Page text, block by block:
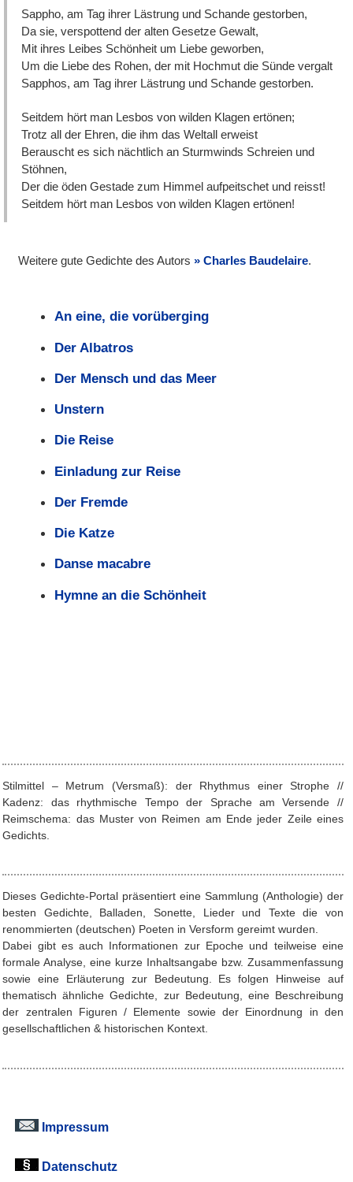
Sappho, am Tag ihrer Lästrung und Schande gestorben,
Da sie, verspottend der alten Gesetze Gewalt,
Mit ihres Leibes Schönheit um Liebe geworben,
Um die Liebe des Rohen, der mit Hochmut die Sünde vergalt
Sapphos, am Tag ihrer Lästrung und Schande gestorben.
Seitdem hört man Lesbos von wilden Klagen ertönen;
Trotz all der Ehren, die ihm das Weltall erweist
Berauscht es sich nächtlich an Sturmwinds Schreien und
Stöhnen,
Der die öden Gestade zum Himmel aufpeitschet und reisst!
Seitdem hört man Lesbos von wilden Klagen ertönen!
Weitere gute Gedichte des Autors Charles Baudelaire.
An eine, die vorüberging
Der Albatros
Der Mensch und das Meer
Unstern
Die Reise
Einladung zur Reise
Der Fremde
Die Katze
Danse macabre
Hymne an die Schönheit
Stilmittel – Metrum (Versmaß): der Rhythmus einer Strophe //
Kadenz: das rhythmische Tempo der Sprache am Versende //
Reimschema: das Muster von Reimen am Ende jeder Zeile eines
Gedichts.
Dieses Gedichte-Portal präsentiert eine Sammlung (Anthologie) der
besten Gedichte, Balladen, Sonette, Lieder und Texte die von
renommierten (deutschen) Poeten in Versform gereimt wurden.
Dabei gibt es auch Informationen zur Epoche und teilweise eine
formale Analyse, eine kurze Inhaltsangabe bzw. Zusammenfassung
sowie eine Erläuterung zur Bedeutung. Es folgen Hinweise auf
thematisch ähnliche Gedichte, zur Bedeutung, eine Beschreibung
der zentralen Figuren / Elemente sowie der Einordnung in den
gesellschaftlichen & historischen Kontext.
Impressum
Datenschutz